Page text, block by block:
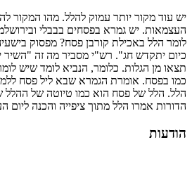
יש עוד מקור יותר עמוק להלל. מהו המקור
העצמאות. יש גמרא בפסחים בבבלי
לומר הלל באכילת קורבן פסח? מפסוק
כיום יתקדש חג". רש"י מסביר מה זה "השיר
תצאו מן הגלות. כלומר, הנביא לומד שיש
כמו בפסח. אומרת הגמרא שבא ליל פסח
הלל. הלל של פסח הוא כמו טיוטה של ההלל
הדורות אמרו הלל מתוך ציפייה והכנה ליום
הודעות